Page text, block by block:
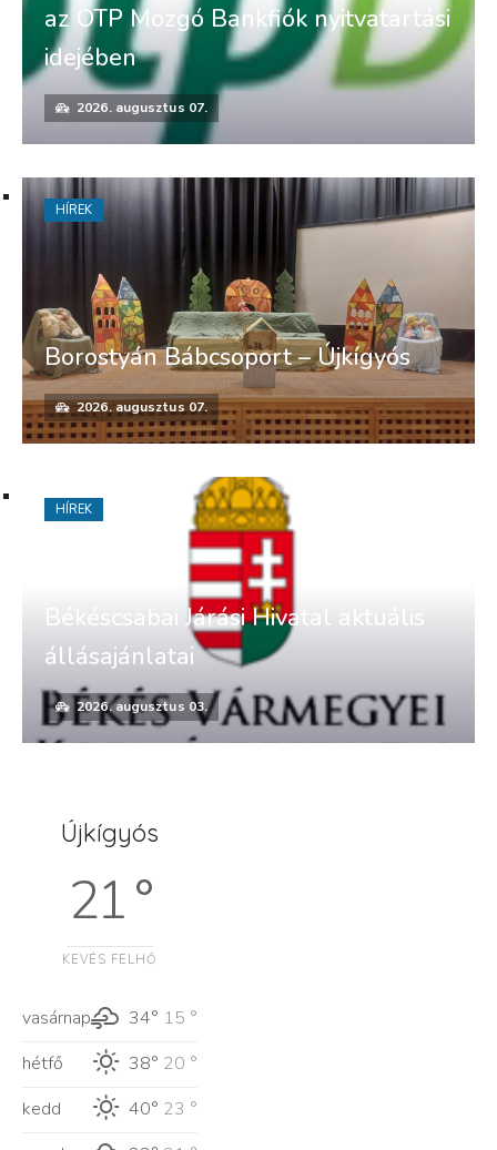
az OTP Mozgó Bankfiók nyitvatartási
idejében
2026. augusztus 07.
Borostyán Bábcsoport – Újkígyós
2026. augusztus 07.
HÍREK
Békéscsabai Járási Hivatal aktuális
állásajánlatai
2026. augusztus 03.
HÍREK
Újkígyós
21 °
KEVÉS FELHŐ
vasárnap 34° 15 °
hétfő
38° 20 °
kedd
40° 23 °